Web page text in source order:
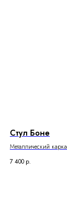
Стул Боне
Металлический
7 400 р.